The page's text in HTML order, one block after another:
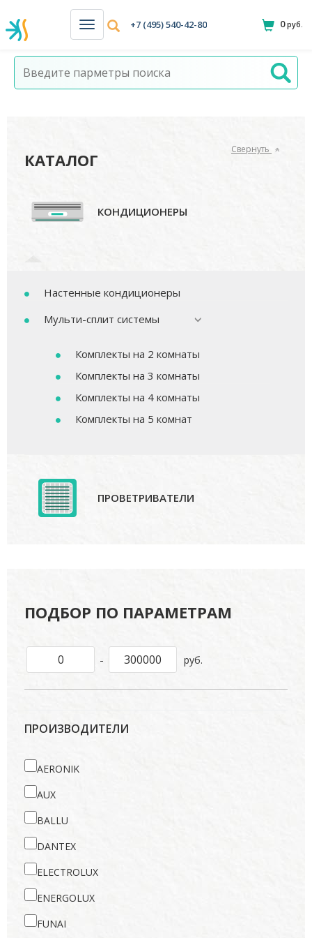
Н
а
в
и
+7 (495) 540-42-80 0руб.
КАТАЛОГ
Свернуть
КОНДИЦИОНЕРЫ
Настенные кондиционеры
Мульти-сплит системы
Комплекты на 2 комнаты
Комплекты на 3 комнаты
Комплекты на 4 комнаты
Комплекты на 5 комнат
ПРОВЕТРИВАТЕЛИ
ПОДБОР ПО ПАРАМЕТРАМ
- руб.
ПРОИЗВОДИТЕЛИ
AERONIK
AUX
BALLU
DANTEX
ELECTROLUX
ENERGOLUX
FUNAI